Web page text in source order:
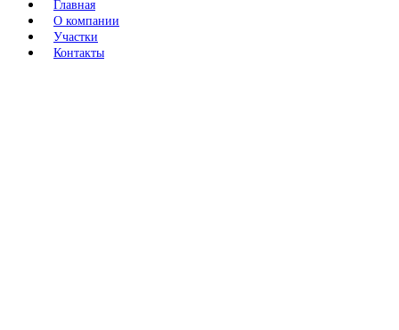
Главная
О компании
Участки
Контакты